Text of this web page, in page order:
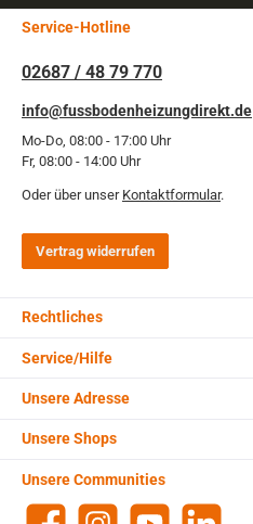
Service-Hotline
02687 / 48 79 770
info@fussbodenheizungdirekt.de
Mo-Do, 08:00 - 17:00 Uhr
Fr, 08:00 - 14:00 Uhr
Oder über unser Kontaktformular.
Vertrag widerrufen
Rechtliches
Service/Hilfe
Unsere Adresse
Unsere Communities
Unsere Shops